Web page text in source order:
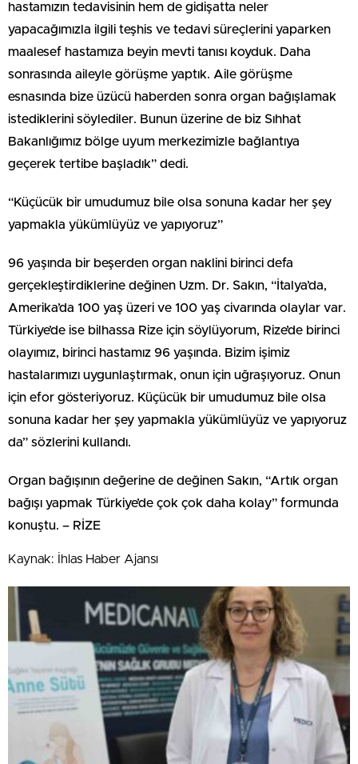
hastamızın tedavisinin hem de gidişatta neler
yapacağımızla ilgili teşhis ve tedavi süreçlerini yaparken
maalesef hastamıza beyin mevti tanısı koyduk. Daha
sonrasında aileyle görüşme yaptık. Aile görüşme
esnasında bize üzücü haberden sonra organ bağışlamak
istediklerini söylediler. Bunun üzerine de biz Sıhhat
Bakanlığımız bölge uyum merkezimizle bağlantıya
geçerek tertibe başladık” dedi.
“Küçücük bir umudumuz bile olsa sonuna kadar her şey
yapmakla yükümlüyüz ve yapıyoruz”
96 yaşında bir beşerden organ naklini birinci defa
gerçekleştirdiklerine değinen Uzm. Dr. Sakın, “İtalya’da,
Amerika’da 100 yaş üzeri ve 100 yaş civarında olaylar var.
Türkiye’de ise bilhassa Rize için söylüyorum, Rize’de birinci
olayımız, birinci hastamız 96 yaşında. Bizim işimiz
hastalarımızı uygunlaştırmak, onun için uğraşıyoruz. Onun
için efor gösteriyoruz. Küçücük bir umudumuz bile olsa
sonuna kadar her şey yapmakla yükümlüyüz ve yapıyoruz
da” sözlerini kullandı.
Organ bağışının değerine de değinen Sakın, “Artık organ
bağışı yapmak Türkiye’de çok çok daha kolay” formunda
konuştu. – RİZE
Kaynak: İhlas Haber Ajansı